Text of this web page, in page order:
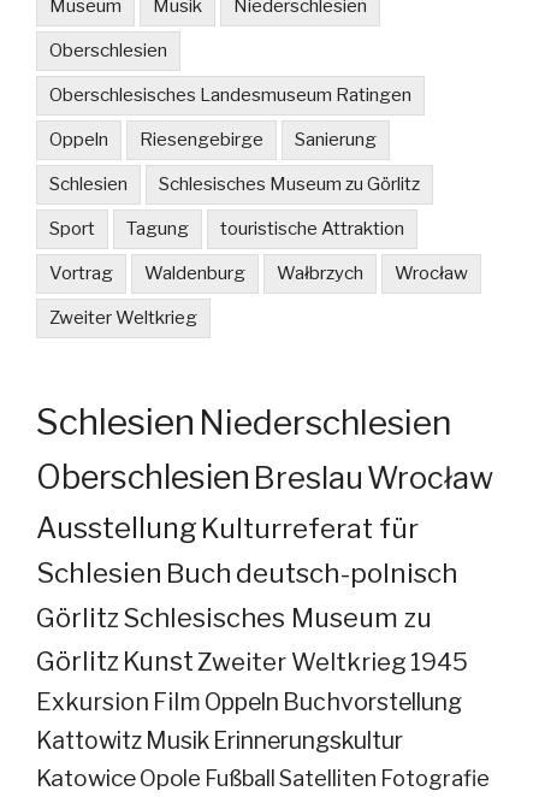
Museum Musik Niederschlesien
Oberschlesien
Oberschlesisches Landesmuseum Ratingen
Oppeln Riesengebirge Sanierung
Schlesien Schlesisches Museum zu Görlitz
Sport Tagung touristische Attraktion
Vortrag Waldenburg Wałbrzych Wrocław
Zweiter Weltkrieg
Schlesien Niederschlesien
Oberschlesien Breslau Wrocław
Ausstellung Kulturreferat für
Schlesien Buch deutsch-polnisch
GörlitzSchlesisches Museum zu
Görlitz KunstZweiter Weltkrieg 1945
Exkursion Film Oppeln Buchvorstellung
Kattowitz Musik Erinnerungskultur
KatowiceOpole FußballSatelliten Fotografie